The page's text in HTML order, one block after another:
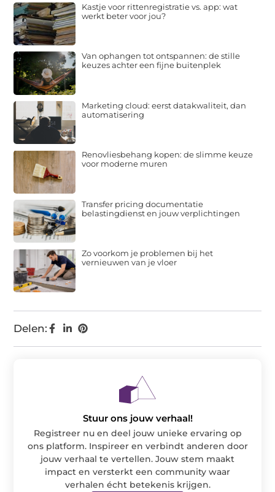
Delen:
Kastje voor rittenregistratie vs. app: wat
werkt beter voor jou?
Van ophangen tot ontspannen: de stille
keuzes achter een fijne buitenplek
Marketing cloud: eerst datakwaliteit, dan
automatisering
Renovliesbehang kopen: de slimme keuze
voor moderne muren
Transfer pricing documentatie
belastingdienst en jouw verplichtingen
Zo voorkom je problemen bij het
vernieuwen van je vloer
Stuur ons jouw verhaal!
Registreer nu en deel jouw unieke ervaring op
ons platform. Inspireer en verbindt anderen door
jouw verhaal te vertellen. Jouw stem maakt
impact en versterkt een community waar
verhalen écht betekenis krijgen.